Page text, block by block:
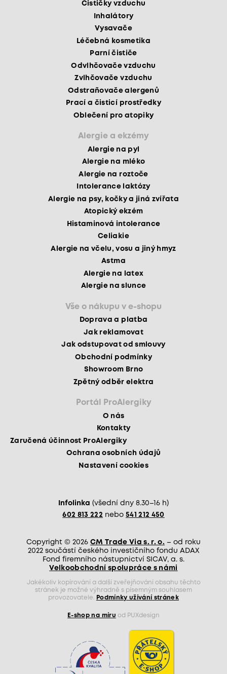
Čističky vzduchu
Inhalátory
Vysavače
Léčebná kosmetika
Parní čističe
Odvlhčovače vzduchu
Zvlhčovače vzduchu
Odstraňovače alergenů
Prací a čisticí prostředky
Oblečení pro atopiky
Alergie a ekzémy
Alergie na pyl
Alergie na mléko
Alergie na roztoče
Intolerance laktózy
Alergie na psy, kočky a jiná zvířata
Atopický ekzém
Histaminová intolerance
Celiakie
Alergie na včelu, vosu a jiný hmyz
Astma
Alergie na latex
Alergie na slunce
Vše o nákupu v e-shopu
Doprava a platba
Jak reklamovat
Jak odstupovat od smlouvy
Obchodní podmínky
Showroom Brno
Zpětný odběr elektra
Portál ProAlergiky
O nás
Kontakty
Zaručená účinnost ProAlergiky
Ochrana osobních údajů
Nastavení cookies
Infolinka (všední dny 8.30–16 h)
602 813 222 nebo 541 212 450
Copyright © 2026 CM Trade Via s. r. o. – od roku
2022 součástí českého investičního fondu ADAX
Fond firemního nástupnictví SICAV, a. s.
Velkoobchodní spolupráce s námi
Jakékoliv kopírování a další zveřejňování obsahu těchto
stránek je možné výhradně s písemným souhlasem
provozovatele.
Podmínky užívání stránek
E-shop na míru od PUXdesign